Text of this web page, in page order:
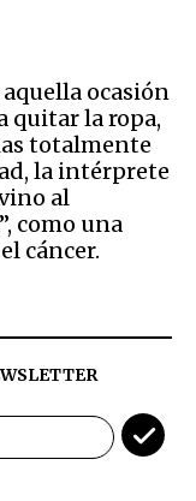
ocasión
quitar la ropa,
totalmente
la intérprete
al
como una
cáncer.